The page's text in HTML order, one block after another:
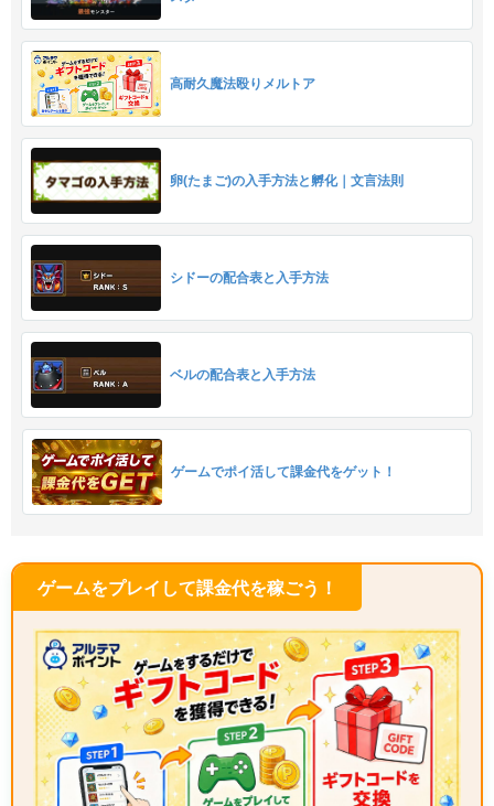
高耐久魔法殴りメルトア
卵(たまご)の入手方法と孵化｜文言法則
シドーの配合表と入手方法
ベルの配合表と入手方法
ゲームでポイ活して課金代をゲット！
ゲームをプレイして課金代を稼ごう！